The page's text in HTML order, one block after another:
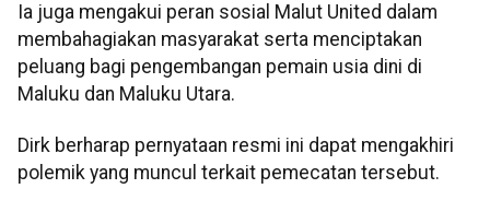
Ia juga mengakui peran sosial Malut United dalam
membahagiakan masyarakat serta menciptakan
peluang bagi pengembangan pemain usia dini di
Maluku dan Maluku Utara.
Dirk berharap pernyataan resmi ini dapat mengakhiri
polemik yang muncul terkait pemecatan tersebut.